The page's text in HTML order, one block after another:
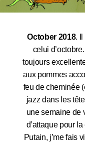
October 2018. Il
celui
toujours
aux pommes
feu de cheminée
jazz dans les
une semaine de
d’attaque pour
Putain, j’me fais